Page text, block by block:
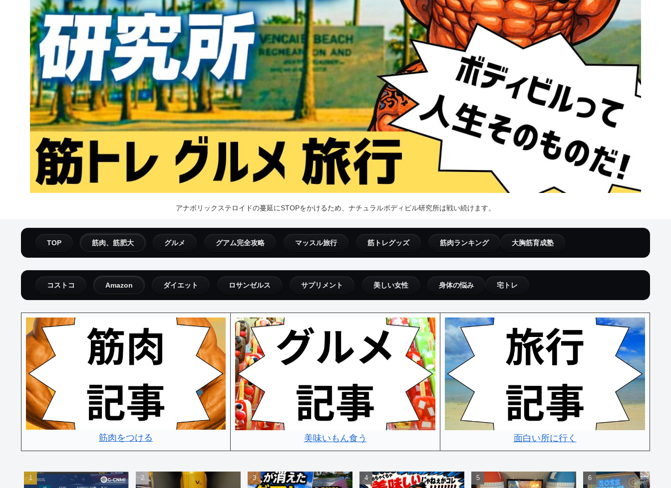
アナボリックステロイドの蔓延にSTOPをかけるため、ナチュラルボディビル研究所は戦い続けます。
TOP 筋肉、筋肥大 グルメ グアム完全攻略 マッスル旅行 筋トレグッズ 筋肉ランキング 大胸筋育成塾
コストコ Amazon ダイエット ロサンゼルス サプリメント 美しい女性 身体の悩み 宅トレ
筋肉をつける 美味いもん食う 面白い所に行く